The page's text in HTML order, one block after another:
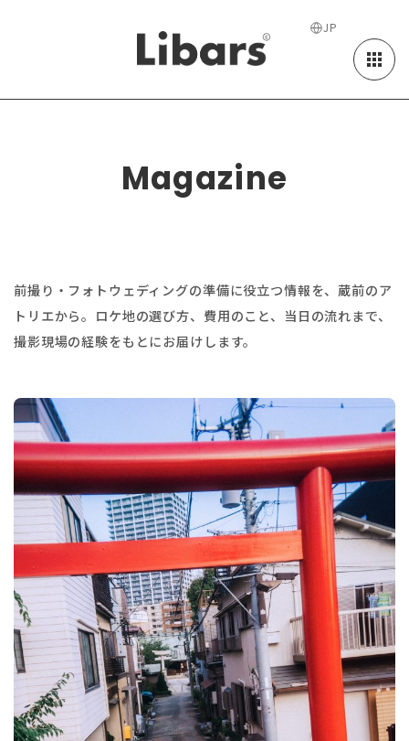
JP
マガジン
Magazine
前撮り・フォトウェディングの準備に役立つ情報を、蔵前のア
トリエから。 ロケ地の選び方、費用のこと、当日の流れまで、
撮影現場の経験をもとにお届けします。